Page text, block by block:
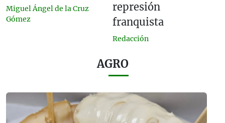
Miguel Ángel de la Cruz
Gómez
represión
franquista
Redacción
AGRO